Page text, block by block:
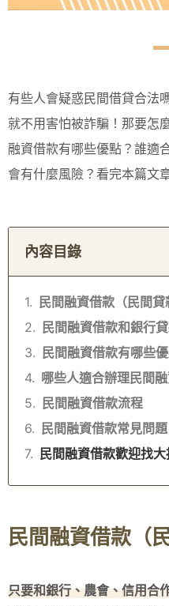
有些人會疑惑民間借貸合法
就不用害怕被詐騙！那要怎
融資借款有哪些優點？誰適
會有什麼風險？看完本篇文
內容目錄
民間融資借款（民間貸
民間融資借款和銀行
民間融資借款有哪些
哪些人適合辦理民間
民間融資借款流程
民間融資借款常見問題
民間融資借款歡迎找大
民間融資借款（
只要和銀行、農會、信用合